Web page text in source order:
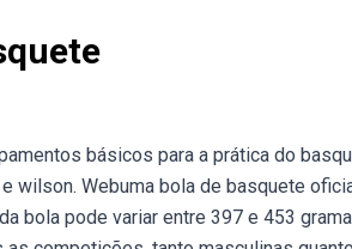
básicos para a prática do
wilson. Webuma bola de basquete
bola pode variar entre 397 e 453